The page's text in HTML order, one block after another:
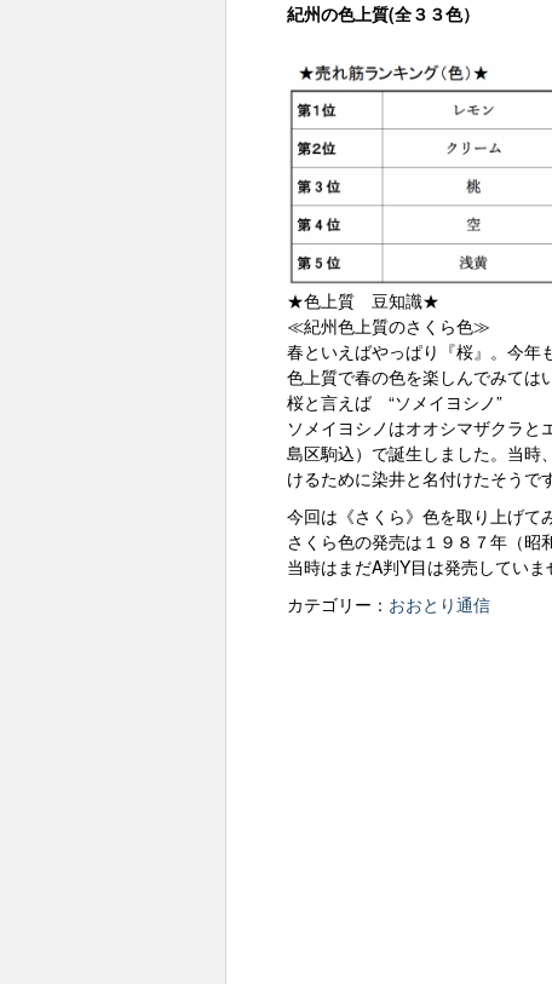
紀州の色上質(全３３色）
★色上質 豆知識★
≪紀州色上質のさくら色≫
春といえばやっぱり『桜』。今年
色上質で春の色を楽しんでみては
桜と言えば “ソメイヨシノ”
ソメイヨシノはオオシマザクラ
島区駒込）で誕生しました。当時
けるために染井と名付けたそうです
今回は《さくら》色を取り上げて
さくら色の発売は１９８７年（昭
当時はまだA判Y目は発売していま
カテゴリー： おおとり通信